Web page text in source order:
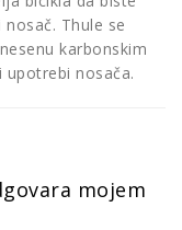
Thule se
karbonskim
nosača.
mojem